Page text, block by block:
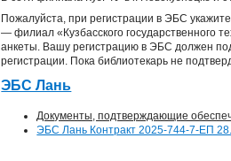
Пожалуйста, при регистрации в ЭБС
— филиал «Кузбасского государственного
анкеты. Вашу регистрацию в ЭБС должен
регистрации. Пока библиотекарь не
ЭБС Лань
Документы, подтверждающие
ЭБС Лань Контракт 2025-744-7-ЕП